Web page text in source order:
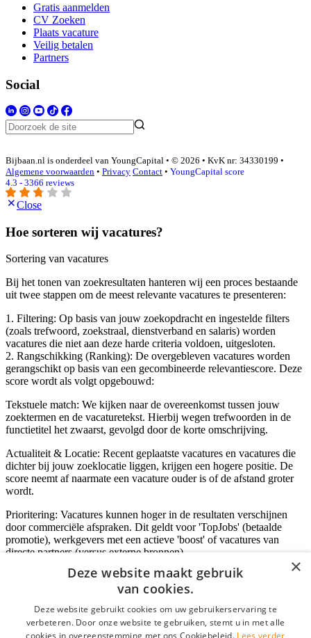
Gratis aanmelden
CV Zoeken
Plaats vacature
Veilig betalen
Partners
Social
Bijbaan.nl is onderdeel van YoungCapital • © 2026 • KvK nr: 34330199 •
Algemene voorwaarden • Privacy Contact • YoungCapital score
4.3 - 3366 reviews
Close
Hoe sorteren wij vacatures?
Sortering van vacatures
Bij het tonen van zoekresultaten hanteren wij een proces bestaande
uit twee stappen om de meest relevante vacatures te presenteren:
1. Filtering: Op basis van jouw zoekopdracht en ingestelde filters
(zoals trefwoord, zoekstraal, dienstverband en salaris) worden
vacatures die niet aan deze harde criteria voldoen, uitgesloten.
2. Rangschikking (Ranking): De overgebleven vacatures worden
gerangschikt op basis van een gecombineerde relevantiescore. Deze
score wordt als volgt opgebouwd:
Tekstuele match: We kijken naar de overeenkomst tussen jouw
zoektermen en de vacaturetekst. Hierbij wegen trefwoorden in de
functietitel het zwaarst, gevolgd door de korte omschrijving.
Actualiteit & Locatie: Recent geplaatste vacatures en vacatures die
dichter bij jouw zoeklocatie liggen, krijgen een hogere positie. De
score neemt af naarmate een vacature ouder is of de afstand groter
wordt.
Prioritering: Vacatures kunnen hoger in de resultaten verschijnen
door commerciële afspraken. Dit geldt voor 'TopJobs' (betaalde
promotie), werkgevers met een actieve 'boost' of vacatures van
directe partners (versus externe bronnen).
Inloggen als bedrijf
*
×
Deze website maakt gebruik
van cookies.
Deze website gebruikt cookies om uw gebruikerservaring te
verbeteren. Door onze website te gebruiken, stemt u in met alle
cookies in overeenstemming met ons Cookiebeleid. Lees verder